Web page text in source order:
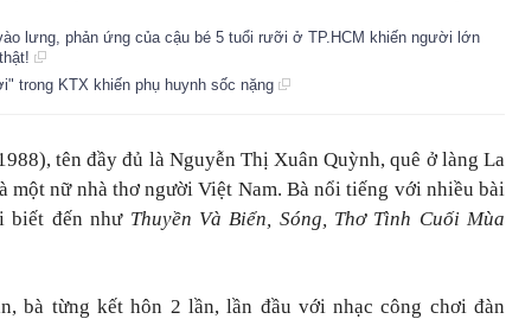
lưng, phản ứng của cậu bé 5 tuổi rưỡi ở TP.HCM khiến người lớn
trong KTX khiến phụ huynh sốc nặng
tên đầy đủ là Nguyễn Thị Xuân Quỳnh, quê ở làng La
một nữ nhà thơ người Việt Nam. Bà nổi tiếng với nhiều bài
biết đến như Thuyền Và Biển, Sóng, Thơ Tình Cuối Mùa
bà từng kết hôn 2 lần, lần đầu với nhạc công chơi đàn